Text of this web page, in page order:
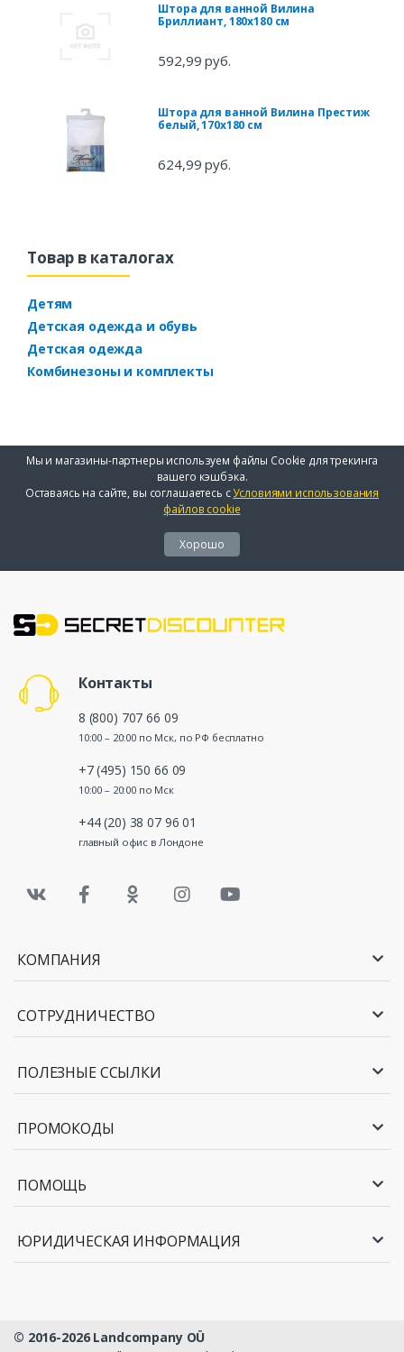
Штора для ванной Вилина
Бриллиант, 180х180 см
592,99 руб.
Штора для ванной Вилина Престиж
белый, 170х180 см
624,99 руб.
Товар в каталогах
Детям
Детская одежда и обувь
Детская одежда
Комбинезоны и комплекты
Мы и магазины-партнеры используем файлы Cookie для трекинга
вашего кэшбэка.
Оставаясь на сайте, вы соглашаетесь сУсловиями использования
файлов cookie
Хорошо
Контакты
8 (800) 707 66 09
10:00 – 20:00 по Мск, по РФ бесплатно
+7 (495) 150 66 09
10:00 – 20:00 по Мск
+44 (20) 38 07 96 01
главный офис в Лондоне
КОМПАНИЯ
СОТРУДНИЧЕСТВО
ПОЛЕЗНЫЕ ССЫЛКИ
ПРОМОКОДЫ
ПОМОЩЬ
ЮРИДИЧЕСКАЯ ИНФОРМАЦИЯ
© 2016-2026 Landcompany OÜ